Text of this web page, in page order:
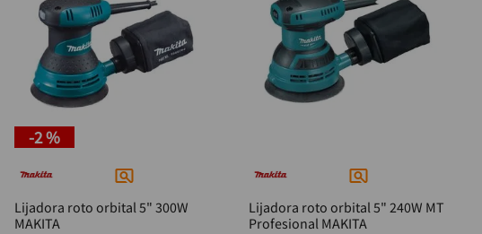
-2 %
Lijadora roto orbital 5" 300W
MAKITA
Lijadora roto orbital 5" 240W MT
Profesional MAKITA